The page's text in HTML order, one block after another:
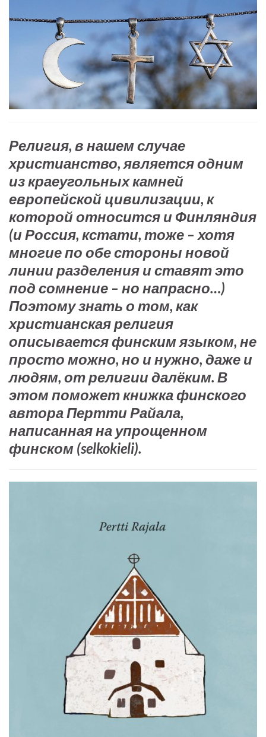
Религия, в нашем случае
христианство, является одним
из краеугольных камней
европейской цивилизации, к
которой относится и Финляндия
(и Россия, кстати, тоже – хотя
многие по обе стороны новой
линии разделения и ставят это
под сомнение – но напрасно…)
Поэтому знать о том, как
христианская религия
описывается финским языком, не
просто можно, но и нужно, даже и
людям, от религии далёким. В
этом поможет книжка финского
автора Пертти Райала,
написанная на упрощенном
финском (selkokieli).